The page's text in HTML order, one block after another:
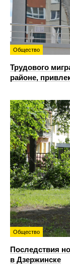
Общество
Трудового
районе,
Общество
Последствия
в Дзержинске